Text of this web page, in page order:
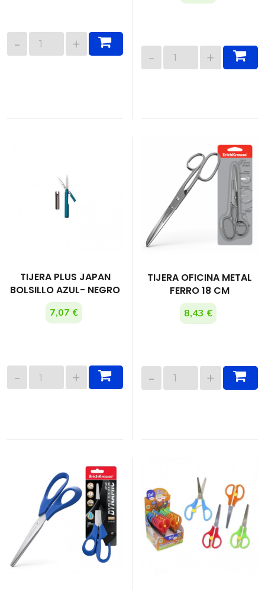
TIJERA PLUS JAPAN
BOLSILLO AZUL- NEGRO
7,07 €
TIJERA OFICINA METAL
FERRO 18 CM
8,43 €